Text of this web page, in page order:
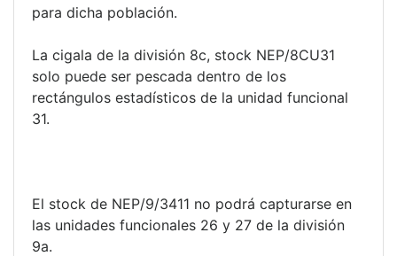
para dicha población.
La cigala de la división 8c, stock NEP/8CU31
solo puede ser pescada dentro de los
rectángulos estadísticos de la unidad funcional
31.
El stock de NEP/9/3411 no podrá capturarse en
las unidades funcionales 26 y 27 de la división
9a.